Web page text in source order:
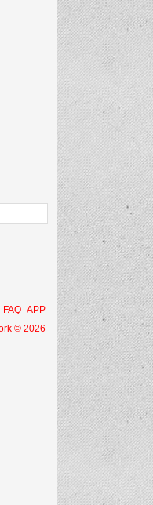
FAQ APP
© 2026